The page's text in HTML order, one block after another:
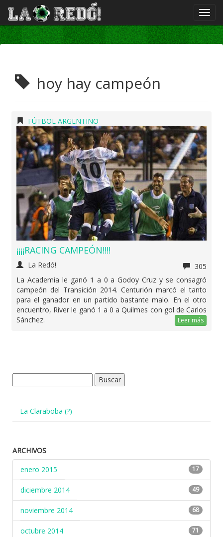
hoy hay campeón
FÚTBOL ARGENTINO
¡¡¡¡RACING CAMPEÓN!!!!
La Redó!
305
La Academia le ganó 1 a 0 a Godoy Cruz y se consagró
campeón del Transición 2014. Centurión marcó el tanto
para el ganador en un partido bastante malo. En el otro
encuentro, River le ganó 1 a 0 a Quilmes con gol de Carlos
Sánchez.
Leer más
La Claraboba (?)
ARCHIVOS
enero 2015
17
diciembre 2014 49
noviembre 2014 68
octubre 2014 71